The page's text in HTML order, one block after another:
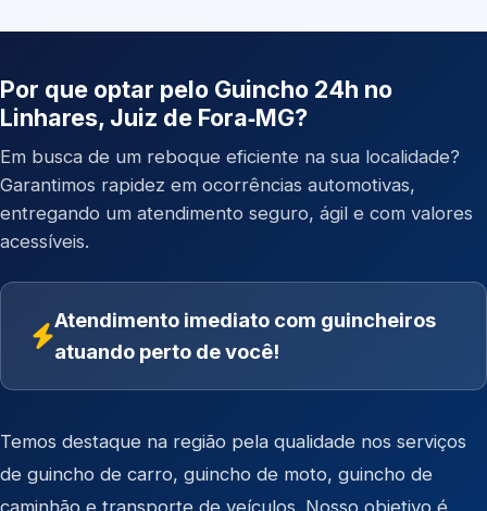
Por que optar pelo Guincho 24h no
Linhares, Juiz de Fora‑MG?
Em busca de um reboque eficiente na sua localidade?
Garantimos rapidez em ocorrências automotivas,
entregando um atendimento seguro, ágil e com valores
acessíveis.
Atendimento imediato com guincheiros
atuando perto de você!
Temos destaque na região pela qualidade nos serviços
de guincho de carro, guincho de moto, guincho de
caminhão e transporte de veículos . Nosso objetivo é